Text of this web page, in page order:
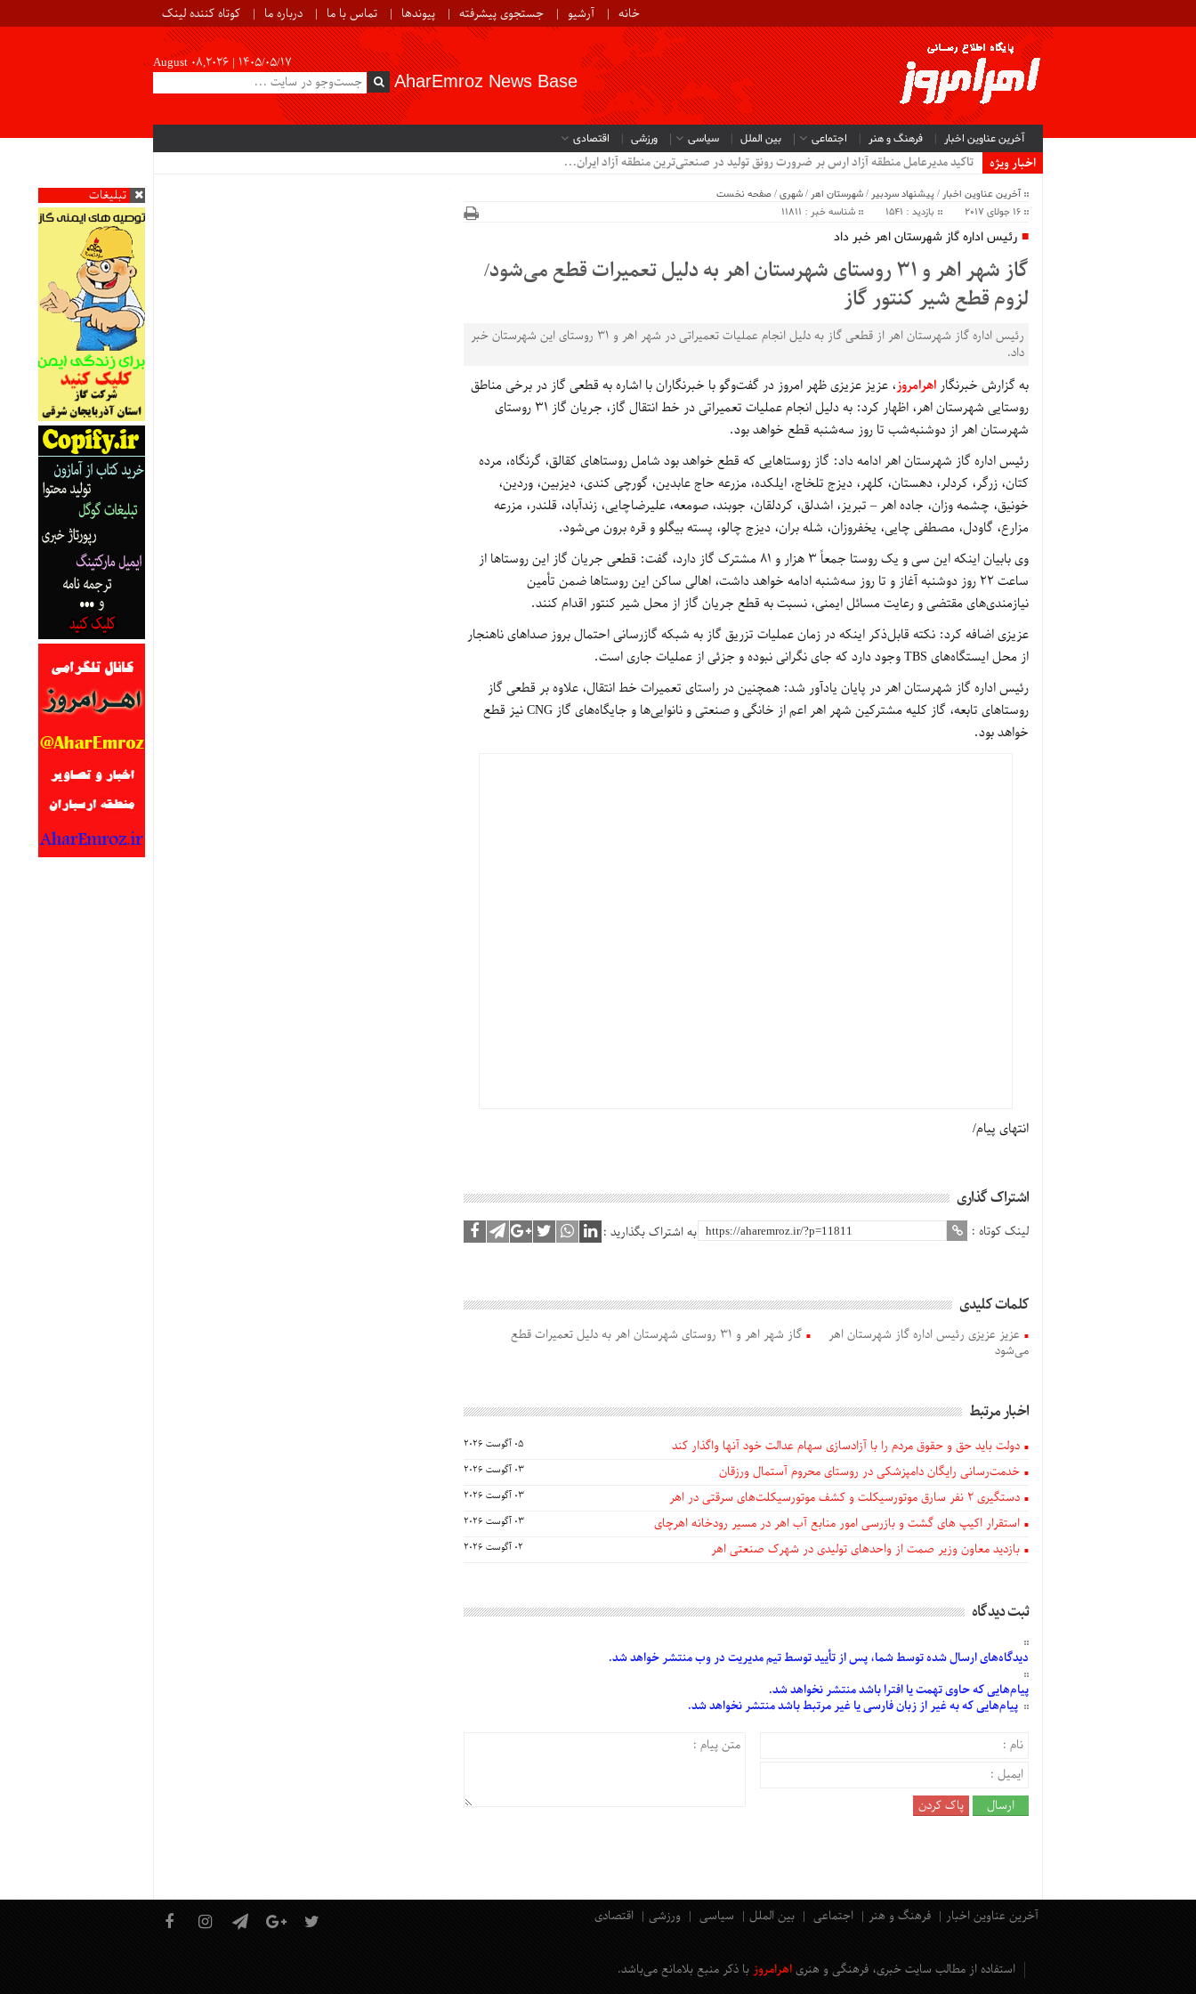
خانه آرشیو جستجوی پیشرفته پیوندها تماس با ما درباره ما کوتاه کننده لینک
August 08,2026 | ۱۴۰۵/۰۵/۱۷
AharEmroz News Base
آخرین عناوین اخبار فرهنگ و هنر اجتماعی بین الملل سیاسی ورزشی اقتصادی
اخبار ویژه
تاکید مدیرعامل منطقه آزاد ارس بر ضرورت رونق تولید در صنعتی‌ترین منطقه آزاد ایران...
تبلیغات
آخرین عناوین اخبار /پیشنهاد سردبیر /شهرستان اهر /شهری/صفحه نخست
16 جولای 2017
بازدید : 1541 شناسه خبر : 11811
رئیس اداره گاز شهرستان اهر خبر داد
گاز شهر اهر و 31 روستای شهرستان اهر به دلیل تعمیرات قطع می‌شود/
لزوم قطع شیر کنتور گاز
رئیس اداره گاز شهرستان اهر از قطعی گاز به دلیل انجام عملیات تعمیراتی در شهر اهر و 31 روستای این شهرستان خبر
داد.
به گزارش خبرنگار اهرامروز، عزیز عزیزی ظهر امروز در گفت‌وگو با خبرنگاران با اشاره به قطعی گاز در برخی مناطق
روستایی شهرستان اهر، اظهار کرد: به دلیل انجام عملیات تعمیراتی در خط انتقال گاز، جریان گاز 31 روستای
شهرستان اهر از دوشنبه‌شب تا روز سه‌شنبه قطع خواهد بود.
رئیس اداره گاز شهرستان اهر ادامه داد: گاز روستاهایی که قطع خواهد بود شامل روستاهای کقالق، گرنگاه، مرده
کتان، زرگر، کردلر، دهستان، کلهر، دیزج تلخاج، ایلکده، مزرعه حاج عابدین، گورچی کندی، دیزبین، وردین،
خونیق، چشمه وزان، جاده اهر – تبریز، اشدلق، کردلقان، جوبند، صومعه، علیرضاچایی، زندآباد، قلندر، مزرعه
مزارع، گاودل، مصطفی چایی، یخفروزان، شله بران، دیزج چالو، پسته بیگلو و قره برون می‌شود.
وی بابیان اینکه این سی و یک روستا جمعاً 3 هزار و 81 مشترک گاز دارد، گفت: قطعی جریان گاز این روستاها از
ساعت 22 روز دوشنبه آغاز و تا روز سه‌شنبه ادامه خواهد داشت، اهالی ساکن این روستاها ضمن تأمین
نیازمندی‌های مقتضی و رعایت مسائل ایمنی، نسبت به قطع جریان گاز از محل شیر کنتور اقدام کنند.
عزیزی اضافه کرد: نکته قابل‌ذکر اینکه در زمان عملیات تزریق گاز به شبکه گازرسانی احتمال بروز صداهای ناهنجار
از محل ایستگاه‌های TBS وجود دارد که جای نگرانی نبوده و جزئی از عملیات جاری است.
رئیس اداره گاز شهرستان اهر در پایان یادآور شد: همچنین در راستای تعمیرات خط انتقال، علاوه بر قطعی گاز
روستاهای تابعه، گاز کلیه مشترکین شهر اهر اعم از خانگی و صنعتی و نانوایی‌ها و جایگاه‌های گاز CNG نیز قطع
خواهد بود.
انتهای پیام/
اشتراک گذاری
لینک کوتاه : به اشتراک بگذارید :
کلمات کلیدی
عزیز عزیزی رئیس اداره گاز شهرستان اهر
گاز شهر اهر و 31 روستای شهرستان اهر به دلیل تعمیرات قطع
می‌شود
اخبار مرتبط
دولت باید حق و حقوق مردم را با آزادسازی سهام عدالت خود آنها واگذار کند 05 آگوست 2026
خدمت‌رسانی رایگان دامپزشکی در روستای محروم آستمال ورزقان 03 آگوست 2026
دستگيری ۲ نفر سارق موتورسیکلت و کشف موتورسیکلت‌های سرقتی در اهر 03 آگوست 2026
استقرار اکیپ های گشت و بازرسی امور منابع آب اهر در مسیر رودخانه اهرچای 03 آگوست 2026
بازدید معاون وزیر صمت از واحدهای تولیدی در شهرک صنعتی اهر 02 آگوست 2026
ثبت دیدگاه
دیدگاه‌هایارسالشدهتوسط شما، پس از تأییدتوسط تیم مدیریت در وب منتشر خواهد شد.
پیام‌هاییکه حاوی تهمت یا افترا باشد منتشر نخواهد شد.
پیام‌هاییکه به غیر از زبان فارسی یا غیر مرتبط باشد منتشر نخواهد شد.
آخرین عناوین اخبار فرهنگ و هنر اجتماعی بین الملل سیاسی ورزشی اقتصادی
استفاده از مطالب سایت خبری، فرهنگی و هنری اهرامروز با ذکر منبع بلامانع می‌باشد.